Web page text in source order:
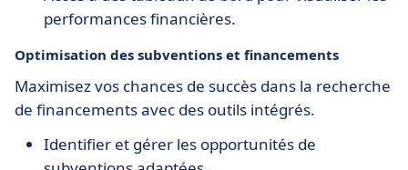
performances financières.
Optimisation des subventions et financements
Maximisez vos chances de succès dans la recherche
de financements avec des outils intégrés.
Identifier et gérer les opportunités de